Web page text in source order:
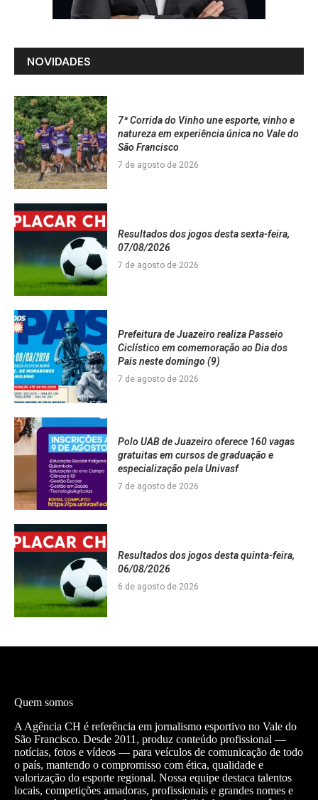
NOVIDADES
7ª Corrida do Vinho une esporte, vinho e
natureza em experiência única no Vale do
São Francisco
7 de agosto de 2026
Resultados dos jogos desta sexta-feira,
07/08/2026
7 de agosto de 2026
Prefeitura de Juazeiro realiza Passeio
Ciclístico em comemoração ao Dia dos
Pais neste domingo (9)
7 de agosto de 2026
Polo UAB de Juazeiro oferece 160 vagas
gratuitas em cursos de graduação e
especialização pela Univasf
7 de agosto de 2026
Resultados dos jogos desta quinta-feira,
06/08/2026
6 de agosto de 2026
Quem somos
A Agência CH é referência em jornalismo esportivo no Vale do
São Francisco. Desde 2011, produz conteúdo profissional —
notícias, fotos e vídeos — para veículos de comunicação de todo
o país, mantendo o compromisso com ética, qualidade e
valorização do esporte regional. Nossa equipe destaca talentos
locais, competições amadoras, profissionais e grandes nomes e